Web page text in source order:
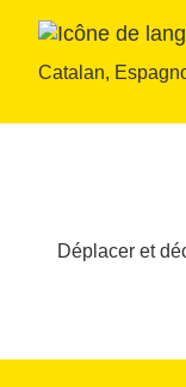
Catalan,
Déplacer et